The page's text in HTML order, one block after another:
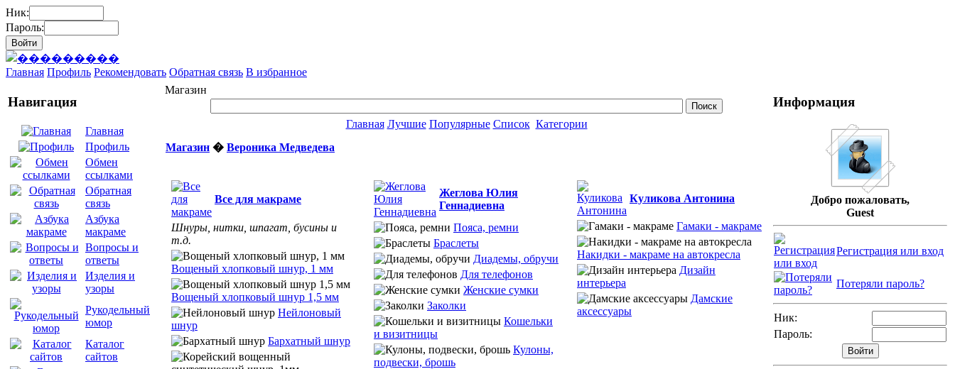
Ник:
Пароль:
Главная Профиль Рекомендовать Обратная связь В избранное
Навигация
Главная
Профиль
Обмен
ссылками
Обратная
связь
Азбука
макраме
Вопросы и
ответы
Изделия и
узоры
Рукодельный
юмор
Каталог
сайтов
Магазин
Главная Лучшие Популярные Список Категории
Магазин � Вероника Медведева
Все для макраме
Шнуры, нитки, шпагат, бусины и
т.д.
Вощеный хлопковый шнур, 1 мм
Вощеный хлопковый шнур 1,5 мм
Нейлоновый
шнур
Бархатный шнур
Жеглова Юлия
Геннадиевна
Пояса, ремни
Браслеты
Диадемы, обручи
Для телефонов
Женские сумки
Заколки
Кошельки
и визитницы
Кулоны,
подвески, брошь
Куликова Антонина
Гамаки - макраме
Накидки - макраме на автокресла
Дизайн
интерьера
Дамские
аксессуары
Информация
Добро пожаловать,
Guest
Регистрация или вход
Потеряли пароль?
Ник:
Пароль: